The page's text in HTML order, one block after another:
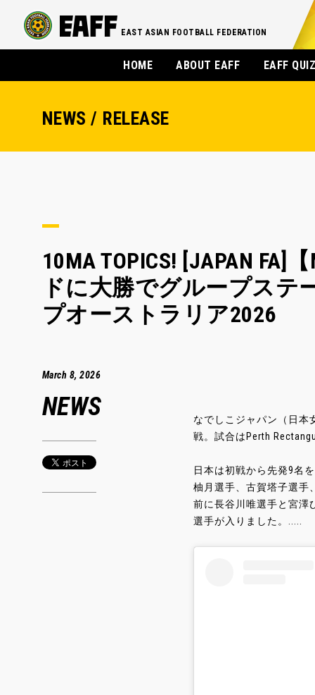
EAST ASIAN FOOTBALL FEDERATION
HOME ABOUT EAFF EAFF
NEWS / RELEASE
10MA TOPICS! [JAPAN
ドに大勝でグループス
プオーストラリア2026
March 8, 2026
NEWS
なでしこジャパン（日本
戦。試合はPerth
日本は初戦から先発9名
柚月選手、古賀塔子選手
前に長谷川唯選手と宮澤
選手が入りました。.....